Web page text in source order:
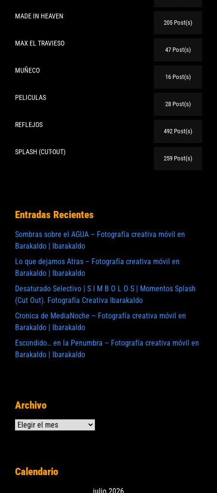
MADE IN HEAVEN
205 Post(s)
MAX EL TRAVIESO
47 Post(s)
MUÑECO
16 Post(s)
PELICULAS
28 Post(s)
REFLEJOS
492 Post(s)
SPLASH (CUT-OUT)
259 Post(s)
Entradas Recientes
Sombras sobre el AGUA – Fotografía creativa móvil en
Barakaldo | Ibarakaldo
Lo que dejamos Atras – Fotografía creativa móvil en
Barakaldo | Ibarakaldo
Desaturado Selectivo | S I M B O L O S | Momentos Splash
(Cut Out). Fotografía Creativa Ibarakaldo
Cronica de MediaNoche – Fotografía creativa móvil en
Barakaldo | Ibarakaldo
Escondido… en la Penumbra – Fotografía creativa móvil en
Barakaldo | Ibarakaldo
Archivo
Archivos
Calendario